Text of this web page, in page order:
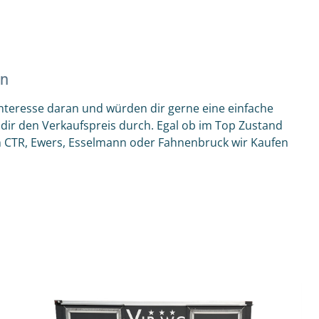
daran und würden dir gerne eine einfache
den Verkaufspreis durch. Egal ob im Top Zustand
Ewers, Esselmann oder Fahnenbruck wir Kaufen